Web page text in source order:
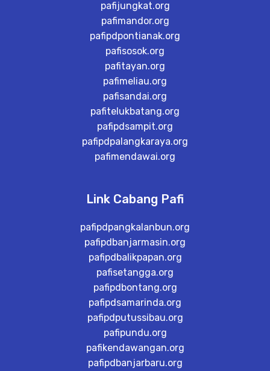
pafijungkat.org
pafimandor.org
pafipdpontianak.org
pafisosok.org
pafitayan.org
pafimeliau.org
pafisandai.org
pafitelukbatang.org
pafipdsampit.org
pafipdpalangkaraya.org
pafimendawai.org
Link Cabang Pafi
pafipdpangkalanbun.org
pafipdbanjarmasin.org
pafipdbalikpapan.org
pafisetangga.org
pafipdbontang.org
pafipdsamarinda.org
pafipdputussibau.org
pafipundu.org
pafikendawangan.org
pafipdbanjarbaru.org